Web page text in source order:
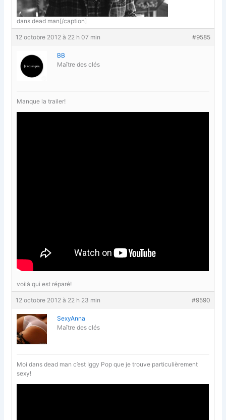
dans dead man[/caption]
12 octobre 2012 à 22 h 07 min #9585
BB
Maître des clés
Manque la trailer!
voilà qui est réparé!
12 octobre 2012 à 22 h 23 min #9590
SexyAnna
Maître des clés
Moi dans dead man c’est Iggy Pop que je trouve particulièrement
sexy!